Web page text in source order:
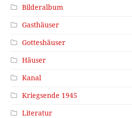
Bilderalbum
Gasthäuser
Gotteshäuser
Häuser
Kanal
Kriegsende 1945
Literatur